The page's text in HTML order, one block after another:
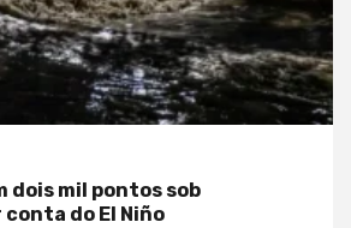
dois mil pontos sob
do El Niño